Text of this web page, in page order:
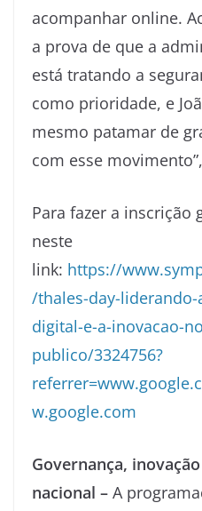
acompanhar online.
a prova de que a
está tratando a
como prioridade, e
mesmo patamar de
com esse
Para fazer a inscrição
neste
link: https://
/thales-day-liderando-
digital-e-a-inovacao-
publico/3324756?
w.google.com
Governança,
nacional – A